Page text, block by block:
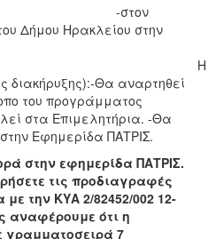
Δήμου Ηρακλείου στην
διακήρυξης):-Θα αναρτηθεί
του προγράμματος
στα Επιμελητήρια. -Θα
Εφημερίδα ΠΑΤΡΙΣ.
στην εφημερίδα ΠΑΤΡΙΣ.
τις προδιαγραφές
την ΚΥΑ 2/82452/002 12-
αναφέρουμε ότι η
γραμματοσειρά 7